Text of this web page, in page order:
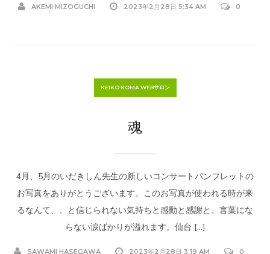
AKEMI MIZOGUCHI 2023年2月28日 5:34 AM 0
KEIKO KOMA WEBサロン
魂
4月、5月のいだきしん先生の新しいコンサートパンフレットの
お写真をありがとうございます。このお写真が使われる時が来
るなんて、、と信じられない気持ちと感動と感謝と、言葉にな
らない涙ばかりが溢れます。仙台 […]
SAWAMI HASEGAWA 2023年2月28日 3:19 AM 0